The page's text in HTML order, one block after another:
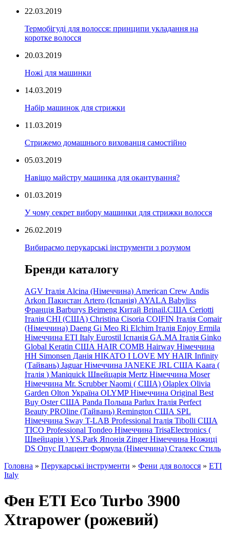
22.03.2019
Термобігуді для волосся: принципи укладання на
коротке волосся
20.03.2019
Ножі для машинки
14.03.2019
Набір машинок для стрижки
11.03.2019
Стрижемо домашнього вихованця самостійно
05.03.2019
Навіщо майстру машинка для окантування?
01.03.2019
У чому секрет вибору машинки для стрижки волосся
26.02.2019
Вибираємо перукарські інструменти з розумом
Бренди каталогу
AGV Італія Alcina (Німеччина) American Crew Andis
Arkon Пакистан Artero (Іспанія) AYALA Babyliss
Франція Barburys Beimeng Китай Brinail.США Ceriotti
Італія CHI (США) Christina Cisoria COIFIN Італія Comair
(Німеччина) Daeng Gi Meo Ri Elchim Італія Enjoy Ermila
Німеччина ETI Italy Eurostil Іспанія GA.MA Італія Ginko
Global Keratin США HAIR COMB Hairway Німеччина
HH Simonsen Данія HIKATO I LOVE MY HAIR Infinity
(Тайвань) Jaguar Німеччина JANEKE JRL США Kaara (
Італія ) Maniquick Швейцарія Mertz Німеччина Moser
Німеччина Mr. Scrubber Naomi ( США) Olaplex Olivia
Garden Olton Україна OLYMP Німеччина Original Best
Buy Oster США Panda Польща Parlux Італія Perfect
Beauty PROline (Тайвань) Remington США SPL
Німеччина Sway T-LAB Professional Італія Tibolli США
TICO Professional Tondeo Німеччина TrisaElectronics (
Швейцарія ) YS.Park Японія Zinger Німеччина Ножиці
DS Опус Плацент Формула (Німеччина) Сталекс Стиль
Головна » Перукарські інструменти » Фени для волосся » ETI
Italy
Фен ETI Eco Turbo 3900
Xtrapower (рожевий)